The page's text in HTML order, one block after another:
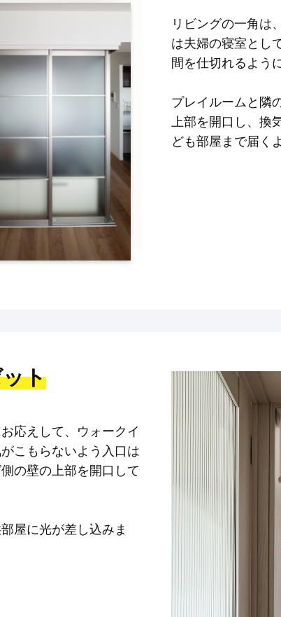
リビングの一角は
は夫婦の寝室とし
間を仕切れるよう
プレイルームと隣
上部を開口し、換
ども部屋まで届く
ト
応えして、ウォークイ
こもらないよう入口は
の壁の上部を開口して
屋に光が差し込みま